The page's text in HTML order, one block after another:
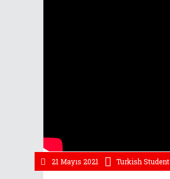
21 Mayıs 2021 Turkish Student